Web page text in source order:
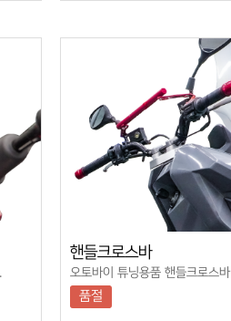
핸들크로스바
오토바이 튜닝용품 핸들크로스바
품절